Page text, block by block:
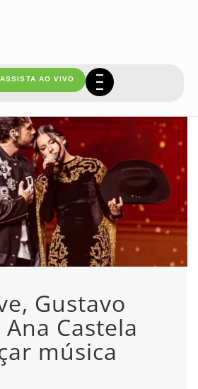
ASSISTA AO VIVO
Gustavo
Castela
música